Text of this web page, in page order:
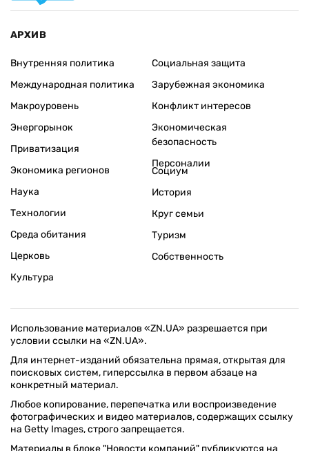
АРХИВ
Внутренняя политика
Международная политика
Макроуровень
Энергорынок
Приватизация
Экономика регионов
Социальная защита
Зарубежная экономика
Конфликт интересов
Экономическая
безопасность
Персоналии
Наука
Технологии
Среда обитания
Церковь
Культура
Социум
История
Круг семьи
Туризм
Собственность
Использование материалов «ZN.UA» разрешается при
условии ссылки на «ZN.UA».
Для интернет-изданий обязательна прямая, открытая для
поисковых систем, гиперссылка в первом абзаце на
конкретный материал.
Любое копирование, перепечатка или воспроизведение
фотографических и видео материалов, содержащих ссылку
на Getty Images, строго запрещается.